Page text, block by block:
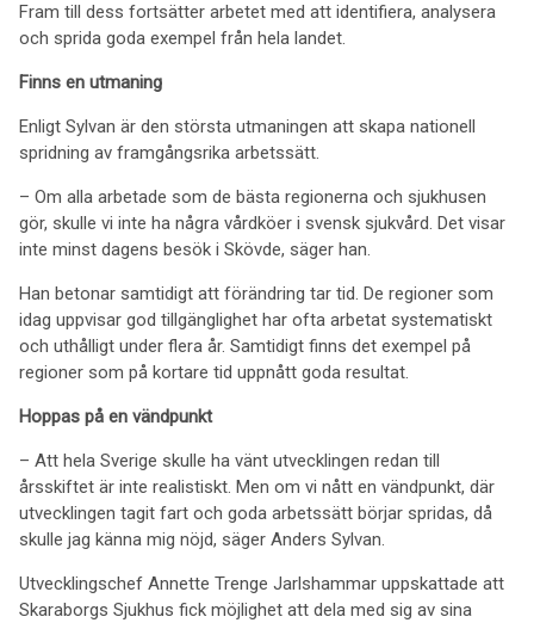
Fram till dess fortsätter arbetet med att identifiera, analysera
och sprida goda exempel från hela landet.
Finns en utmaning
Enligt Sylvan är den största utmaningen att skapa nationell
spridning av framgångsrika arbetssätt.
– Om alla arbetade som de bästa regionerna och sjukhusen
gör, skulle vi inte ha några vårdköer i svensk sjukvård. Det visar
inte minst dagens besök i Skövde, säger han.
Han betonar samtidigt att förändring tar tid. De regioner som
idag uppvisar god tillgänglighet har ofta arbetat systematiskt
och uthålligt under flera år. Samtidigt finns det exempel på
regioner som på kortare tid uppnått goda resultat.
Hoppas på en vändpunkt
– Att hela Sverige skulle ha vänt utvecklingen redan till
årsskiftet är inte realistiskt. Men om vi nått en vändpunkt, där
utvecklingen tagit fart och goda arbetssätt börjar spridas, då
skulle jag känna mig nöjd, säger Anders Sylvan.
Utvecklingschef Annette Trenge Jarlshammar uppskattade att
Skaraborgs Sjukhus fick möjlighet att dela med sig av sina